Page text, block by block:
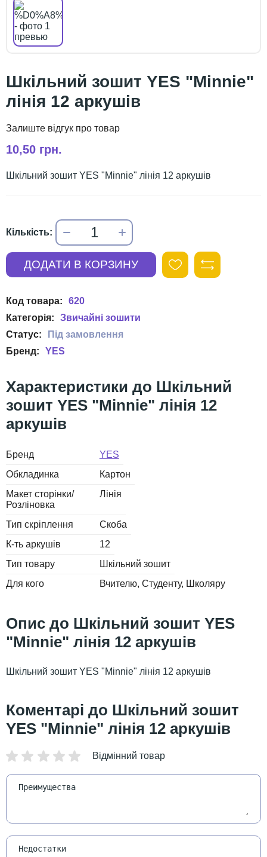
Шкільний зошит YES "Minnie"
лінія 12 аркушів
10,50 грн.
Шкільний зошит YES "Minnie" лінія 12 аркушів
620
Звичайні зошити
YES
Шкільний
зошит YES "Minnie" лінія 12
аркушів
Бренд
YES
Обкладинка
Картон
Макет сторінки/
Розліновка
Лінія
Тип скріплення
Скоба
К-ть аркушів
12
Тип товару
Шкільний зошит
Для кого
Вчителю Студенту Школяру
Шкільний зошит YES
"Minnie" лінія 12 аркушів
Шкільний зошит YES "Minnie" лінія 12 аркушів
Шкільний зошит
YES "Minnie" лінія 12 аркушів